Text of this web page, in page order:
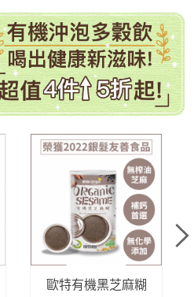
歐特有機黑芝麻糊